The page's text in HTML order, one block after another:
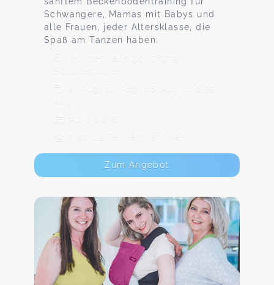
Schwangere, Mamas mit Babys und
alle Frauen, jeder Altersklasse, die
Spaß am Tanzen haben.
Volmestraße 55, 58579
Schalksmühle
4. Aug, 11. Aug, 18. Aug und 25.
Ab 0,00 €
Max. 12 TeilnehmerInnen
Zum Angebot